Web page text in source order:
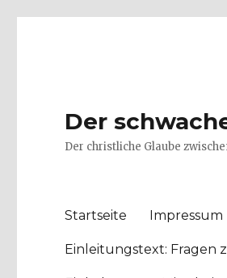
Der
Der christliche Glaube
Startseite Impressum
Einleitungstext: Fragen